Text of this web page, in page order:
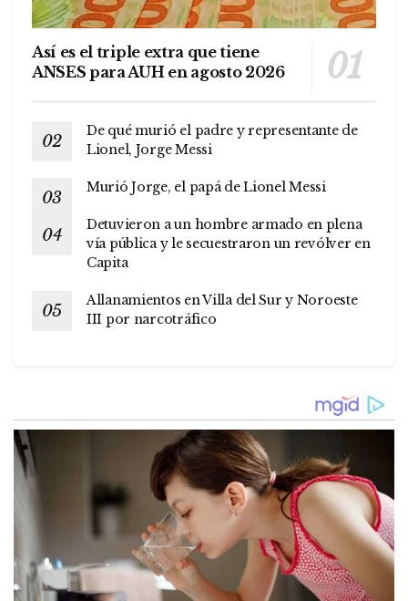
Así es el triple extra que tiene
ANSES para AUH en agosto 2026
De qué murió el padre y representante de
Lionel, Jorge Messi
Murió Jorge, el papá de Lionel Messi
Detuvieron a un hombre armado en plena
vía pública y le secuestraron un revólver en
Capita
Allanamientos en Villa del Sur y Noroeste
III por narcotráfico